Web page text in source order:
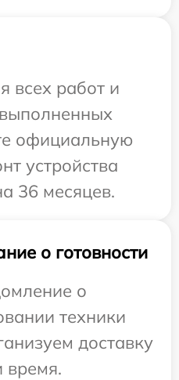
всех работ и
официальную
устройства
36 месяцев.
о готовности
о
техники
доставку
время.